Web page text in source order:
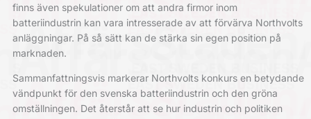
finns även spekulationer om att andra firmor inom
batteriindustrin kan vara intresserade av att förvärva Northvolts
anläggningar. På så sätt kan de stärka sin egen position på
marknaden.
Sammanfattningsvis markerar Northvolts konkurs en betydande
vändpunkt för den svenska batteriindustrin och den gröna
omställningen. Det återstår att se hur industrin och politiken